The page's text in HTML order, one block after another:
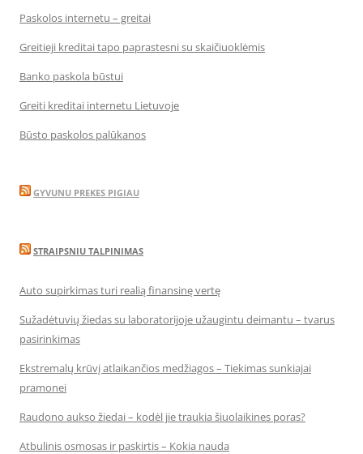
Paskolos internetu – greitai
Greitieji kreditai tapo paprastesni su skaičiuoklėmis
Banko paskola būstui
Greiti kreditai internetu Lietuvoje
Būsto paskolos palūkanos
GYVUNU PREKES PIGIAU
STRAIPSNIU TALPINIMAS
Auto supirkimas turi realią finansinę vertę
Sužadėtuvių žiedas su laboratorijoje užaugintu deimantu – tvarus
pasirinkimas
Ekstremalų krūvį atlaikančios medžiagos – Tiekimas sunkiajai
pramonei
Raudono aukso žiedai – kodėl jie traukia šiuolaikines poras?
Atbulinis osmosas ir paskirtis – Kokia nauda